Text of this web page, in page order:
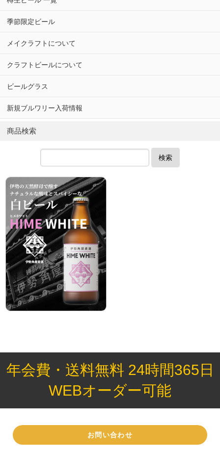
季節限定ビール
メイクラフトについて
クラフトビールについて
ビールグラス
新規ブルワリー入荷情報
商品検索
検索
年会費・送料無料 24時間365日
WEBオーダー可能
お問い合わせ